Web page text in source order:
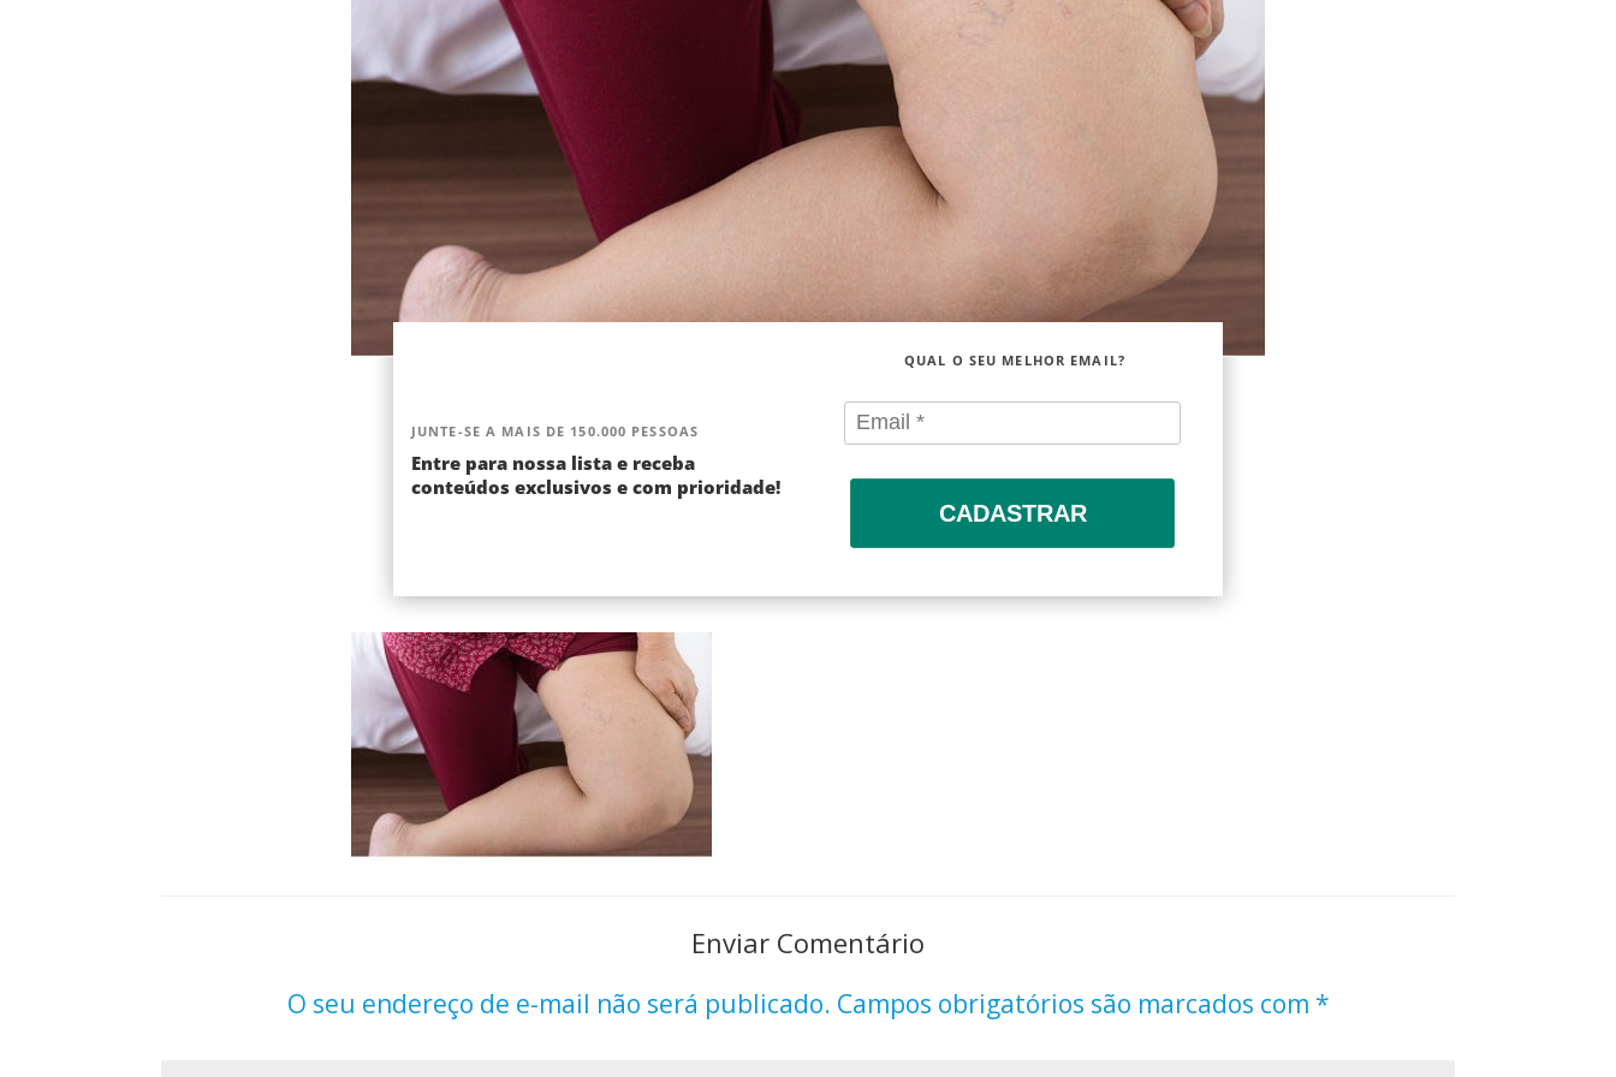
JUNTE-SE A MAIS DE 150.000 PESSOAS
Entre para nossa lista e receba
conteúdos exclusivos e com prioridade!
QUAL O SEU MELHOR EMAIL?
CADASTRAR
Enviar Comentário
O seu endereço de e-mail não será publicado. Campos obrigatórios são marcados com *